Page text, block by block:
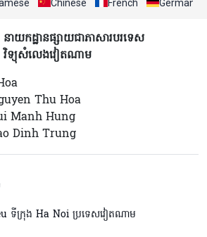
Chinese French German
នាយកដ្ឋានផ្សាយជាភាសារបរទេស
វិទ្យុសំលេងវៀតណាម
Thu Hoa
Manh Hung
Dinh Trung
ទីក្រុង Ha Noi ប្រទេសវៀតណាម